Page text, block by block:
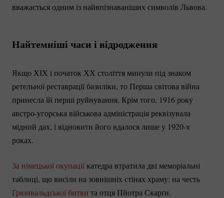
вважається одним із найвпізнаваніших символів Львова.
Найтемніші часи і відродження
Якщо ХІХ і початок ХХ століття минули під знаком
ретельної реставрації базиліки, то Перша світова війна
принесла їй перші руйнування. Крім того, 1916 року
австро-угорська військова адміністрація реквізувала
мідний дах, і відновити його вдалося лише у 1920-х
роках.
За німецької окупаціїкатедра втратила дві меморіальні
таблиці, що висіли на зовнішніх стінах храму: на честь
Грюнвальдської битви та отця Пйотра Скарґи.